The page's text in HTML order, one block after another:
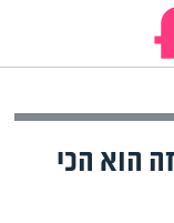
הוא הכי